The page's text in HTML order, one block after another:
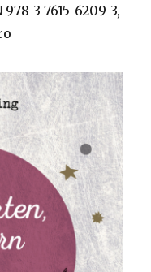
3-7615-6209-3,